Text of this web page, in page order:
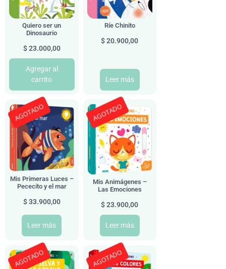
Quiero ser un
Dinosaurio
$23.000,00
Agregar al
carrito
Ríe Chinito
$20.900,00
Leer más
AGOTADO
Mis Primeras Luces –
Pececito y el mar
$33.900,00
Leer más
AGOTADO
Mis Animágenes –
Las Emociones
$23.900,00
Leer más
AGOTADO AGOTADO